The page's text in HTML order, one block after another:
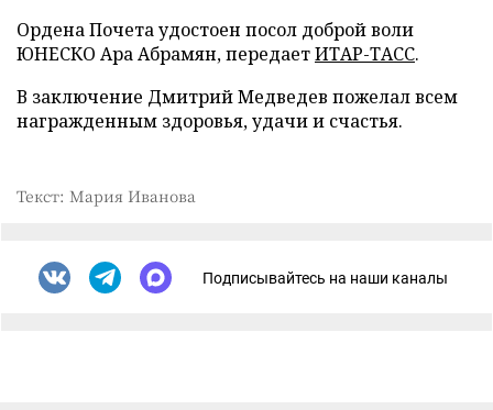
Ордена Почета удостоен посол доброй воли
ЮНЕСКО Ара Абрамян, передаетИТАР-ТАСС.
В заключение Дмитрий Медведев пожелал всем
награжденным здоровья, удачи и счастья.
Текст: Мария Иванова
Подписывайтесь на наши каналы